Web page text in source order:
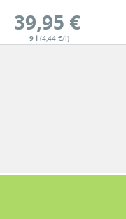
39,95 €
9 l (4,44 €/l)